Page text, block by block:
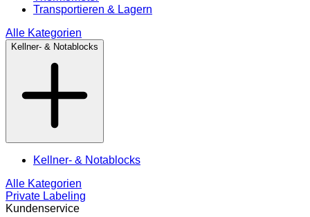
Transportieren & Lagern
Alle Kategorien
Kellner- & Notablocks
Kellner- & Notablocks
Alle Kategorien
Private Labeling
Kundenservice